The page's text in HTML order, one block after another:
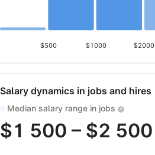
$500 $1000 $2000
Salary dynamics in jobs and hires
Median salary range in jobs
$1 500 – $2 500